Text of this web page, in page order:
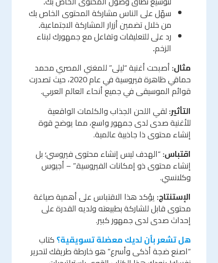
سهّل على الناس مشاركة المحتوى الخاص بك
من خلال تضمين أزرار المشاركة الاجتماعية.
رد على للتعليقات وتفاعل مع جمهورك لبناء
الزخم.
مثال: أصبحت أغنية “ليلى” للمغني المصري محمد
حماقي ظاهرة فيروسية في عام 2020، حيث تصدرت
قوائم الموسيقى في جميع أنحاء العالم العربي.
التأثير: لقي اللحن الجذاب والكلمات الواقعية
للأغنية صدى لدى جمهور واسع، مما يوضح قوة
إنشاء محتوى ذا جاذبية عالمية.
اقتباس:“الهدف ليس إنشاء محتوى فيروسي؛ بل
إنشاء محتوى ذو إمكانات الفيروسية.” – أجيوس
وكلانسي.
الإستنتاج: يؤكد هذا الاقتباس على أهمية صياغة
محتوى قابل للشاركة بطبيعته ولديه القدرة على
إحداث صدى لدى جمهور كبير.
هل تشعر بأن لديك معضلة تسويقية؟ كتاب
“اصنع ضجة أذكى وأسرع” هو خارطة طريقك لتحرير